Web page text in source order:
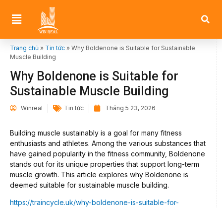
Trang chủ » Tin tức » Why Boldenone is Suitable for Sustainable
Muscle Building
Why Boldenone is Suitable for
Sustainable Muscle Building
Winreal Tin tức Tháng 5 23, 2026
Building muscle sustainably is a goal for many fitness
enthusiasts and athletes. Among the various substances that
have gained popularity in the fitness community, Boldenone
stands out for its unique properties that support long-term
muscle growth. This article explores why Boldenone is
deemed suitable for sustainable muscle building.
https://traincycle.uk/why-boldenone-is-suitable-for-